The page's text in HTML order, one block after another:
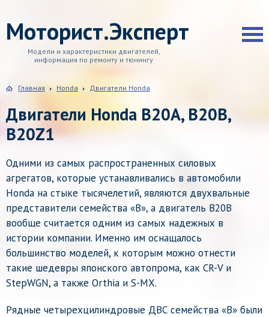
Моторист.Эксперт
Модели и характеристики двигателей,
информация по ремонту и тюнингу
Главная Honda Двигатели Honda
Двигатели Honda B20A, B20B,
B20Z1
Одними из самых распространенных силовых
агрегатов, которые устанавливались в автомобили
Honda на стыке тысячелетий, являются двухвальные
представители семейства «B», а двигатель B20B
вообще считается одним из самых надежных в
истории компании. Именно им оснащалось
большинство моделей, к которым можно отнести
такие шедевры японского автопрома, как CR-V и
StepWGN, а также Orthia и S-MX.
Рядные четырехцилиндровые ДВС семейства «B» были